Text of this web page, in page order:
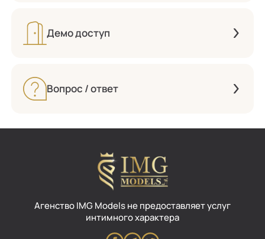
Демо доступ
Вопрос / ответ
Aгенство IMG Models не предоставляет услуг
интимного характера